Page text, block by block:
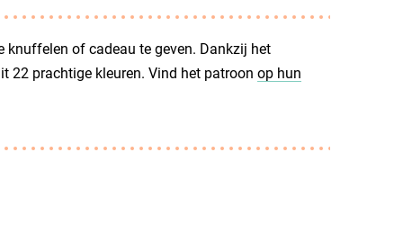
of cadeau te geven. Dankzij het
22 prachtige kleuren. Vind het patroon op hun